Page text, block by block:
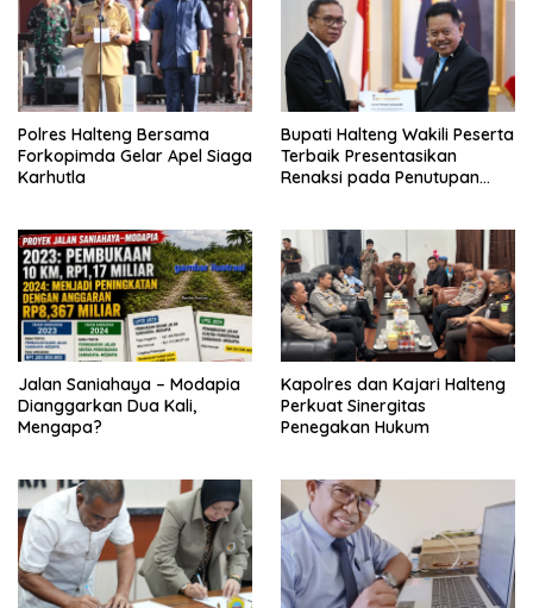
Polres Halteng Bersama
Forkopimda Gelar Apel Siaga
Karhutla
Bupati Halteng Wakili Peserta
Terbaik Presentasikan
Renaksi pada Penutupan
Jalan Saniahaya – Modapia
Dianggarkan Dua Kali,
Mengapa?
Kapolres dan Kajari Halteng
Perkuat Sinergitas
Penegakan Hukum